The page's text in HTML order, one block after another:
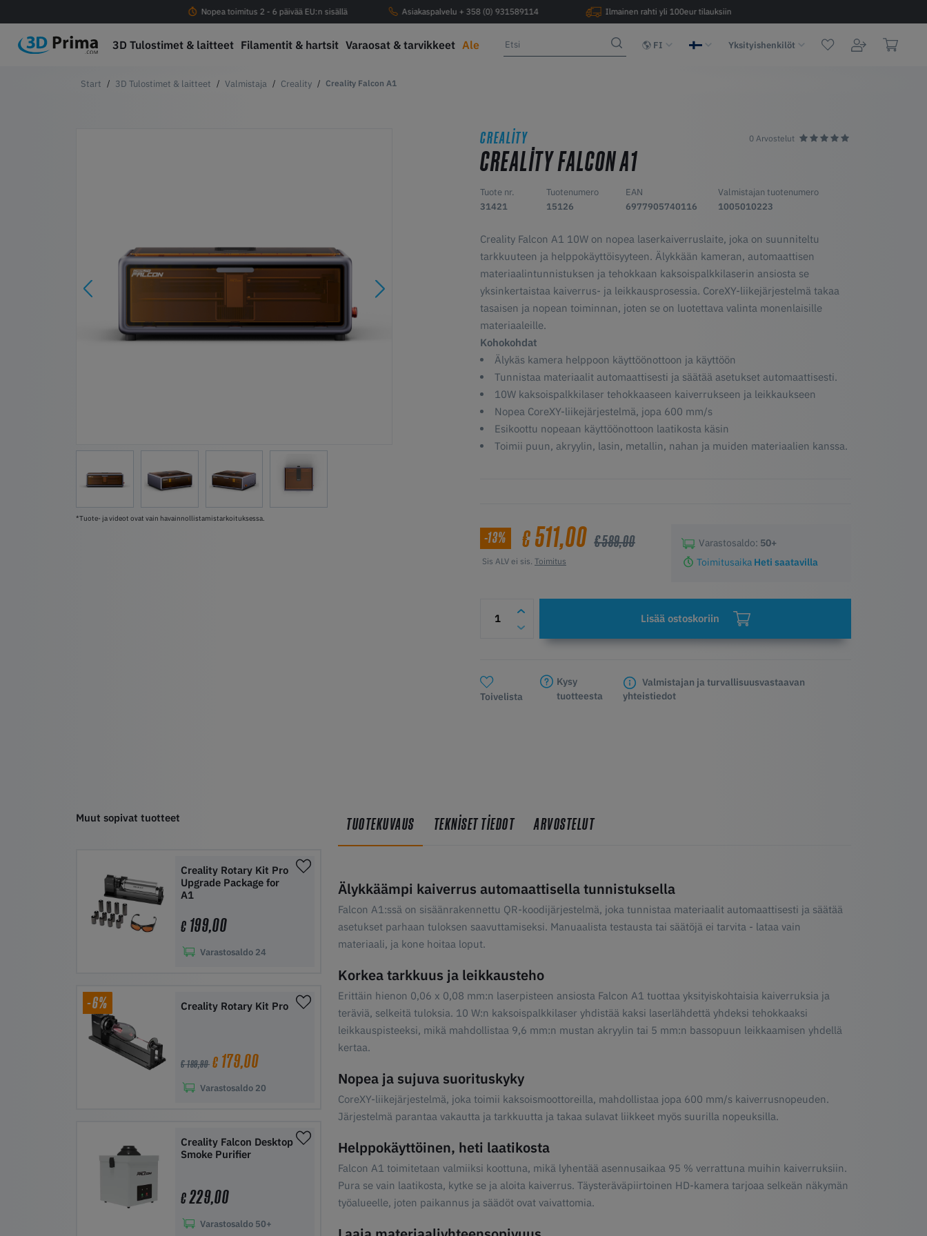
Nopea toimitus 2 - 6 päivää EU:n sisällä Asiakaspalvelu + 358 (0) 931589114 Ilmainen rahti yli 100eur tilauksiin
3D Tulostimet & laitteet Filamentit & hartsit Varaosat & tarvikkeet Ale FI Yksityishenkilöt
3D Tulostimet & laitteet Valmistaja Creality Creality Falcon A1
*Tuote- ja videot ovat vain havainnollistamistarkoituksessa.
CREALITY 0 Arvostelut
CREALITY FALCON A1
Tuote nr.
31421
Tuotenumero
15126
EAN
6977905740116
Valmistajan tuotenumero
1005010223
Creality Falcon A1 10W on nopea laserkaiverruslaite, joka on suunniteltu
tarkkuuteen ja helppokäyttöisyyteen. Älykkään kameran, automaattisen
materiaalintunnistuksen ja tehokkaan kaksoispalkkilaserin ansiosta se
yksinkertaistaa kaiverrus- ja leikkausprosessia. CoreXY-liikejärjestelmä takaa
tasaisen ja nopean toiminnan, joten se on luotettava valinta monenlaisille
materiaaleille.
Kohokohdat
Älykäs kamera helppoon käyttöönottoon ja käyttöön
Tunnistaa materiaalit automaattisesti ja säätää asetukset automaattisesti.
10W kaksoispalkkilaser tehokkaaseen kaiverrukseen ja leikkaukseen
Nopea CoreXY-liikejärjestelmä, jopa 600 mm/s
Esikoottu nopeaan käyttöönottoon laatikosta käsin
Toimii puun, akryylin, lasin, metallin, nahan ja muiden materiaalien kanssa.
-13% €511,00 € 589,00
Sis ALV ei sis. Toimitus
Varastosaldo: 50+
Toimitusaika Heti saatavilla
Lisää ostoskoriin
Toivelista
Kysy
tuotteesta
Valmistajan ja turvallisuusvastaavan
yhteistiedot
TUOTEKUVAUS TEKNISET TIEDOT ARVOSTELUT
Älykkäämpi kaiverrus automaattisella tunnistuksella
Falcon A1:ssä on sisäänrakennettu QR-koodijärjestelmä, joka tunnistaa materiaalit automaattisesti ja säätää
asetukset parhaan tuloksen saavuttamiseksi. Manuaalista testausta tai säätöjä ei tarvita - lataa vain
materiaali, ja kone hoitaa loput.
Korkea tarkkuus ja leikkausteho
Erittäin hienon 0,06 x 0,08 mm:n laserpisteen ansiosta Falcon A1 tuottaa yksityiskohtaisia kaiverruksia ja
teräviä, selkeitä tuloksia. 10 W:n kaksoispalkkilaser yhdistää kaksi laserlähdettä yhdeksi tehokkaaksi
leikkauspisteeksi, mikä mahdollistaa 9,6 mm:n mustan akryylin tai 5 mm:n bassopuun leikkaamisen yhdellä
kertaa.
Nopea ja sujuva suorituskyky
CoreXY-liikejärjestelmä, joka toimii kaksoismoottoreilla, mahdollistaa jopa 600 mm/s kaiverrusnopeuden.
Järjestelmä parantaa vakautta ja tarkkuutta ja takaa sulavat liikkeet myös suurilla nopeuksilla.
Helppokäyttöinen, heti laatikosta
Falcon A1 toimitetaan valmiiksi koottuna, mikä lyhentää asennusaikaa 95 % verrattuna muihin kaiverruksiin.
Pura se vain laatikosta, kytke se ja aloita kaiverrus. Täysteräväpiirtoinen HD-kamera tarjoaa selkeän näkymän
työalueelle, joten paikannus ja säädöt ovat vaivattomia.
Muut sopivat tuotteet
Creality Rotary Kit Pro
Upgrade Package for
A1
€ 199,00
Varastosaldo 24
-6% Creality Rotary Kit Pro
€ 189,90 € 179,00
Varastosaldo 20
Creality Falcon Desktop
Smoke Purifier
€229,00
Varastosaldo 50+